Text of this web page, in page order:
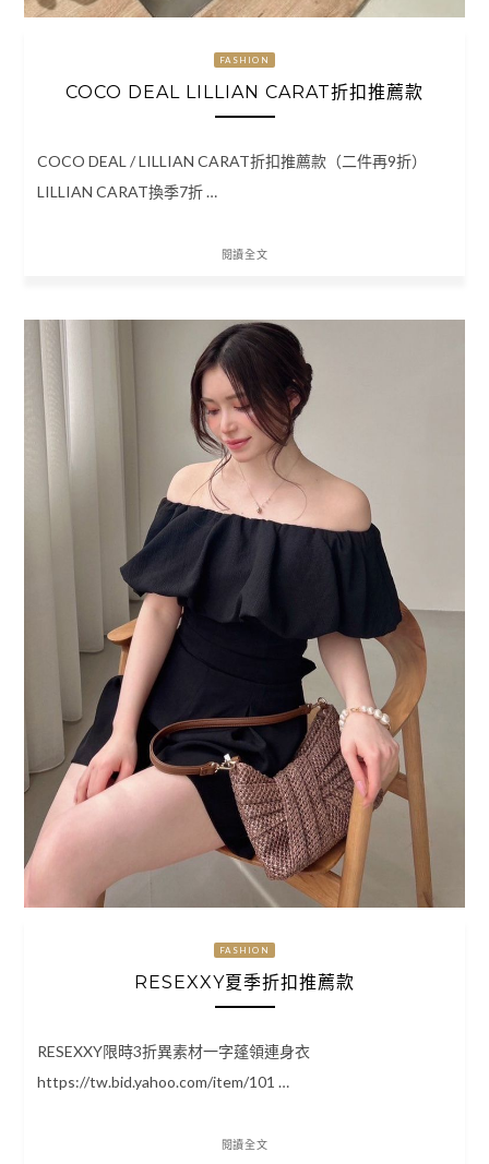
FASHION
COCO DEAL LILLIAN CARAT折扣推薦款
COCO DEAL / LILLIAN CARAT折扣推薦款（二件再9折）
LILLIAN CARAT換季7折 …
閱讀全文
FASHION
RESEXXY夏季折扣推薦款
RESEXXY限時3折異素材一字蓬領連身衣
https://tw.bid.yahoo.com/item/101 …
閱讀全文